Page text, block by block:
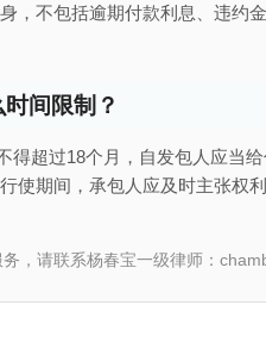
，不包括逾期付款利息、违约
间限制？
得超过18个月，自发包人应当
使期间，承包人应及时主张权
，请联系杨春宝一级律师：